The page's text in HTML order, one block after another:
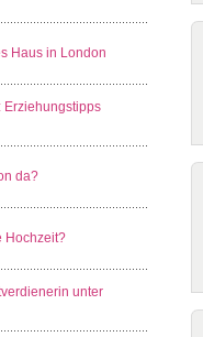
Haus in London
Erziehungstipps
da?
Hochzeit?
unter